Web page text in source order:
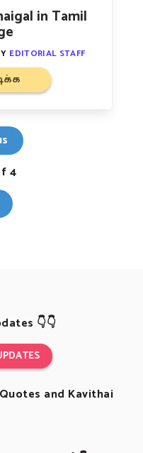
in Tamil
EDITORIAL STAFF
4
👇👇
and Kavithai